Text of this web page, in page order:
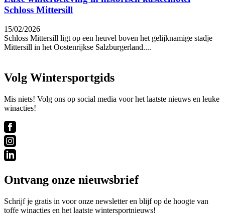
Schloss Mittersill
15/02/2026
Schloss Mittersill ligt op een heuvel boven het gelijknamige stadje
Mittersill in het Oostenrijkse Salzburgerland....
Volg Wintersportgids
Mis niets! Volg ons op social media voor het laatste nieuws en leuke
winacties!
Ontvang onze nieuwsbrief
Schrijf je gratis in voor onze newsletter en blijf op de hoogte van
toffe winacties en het laatste wintersportnieuws!